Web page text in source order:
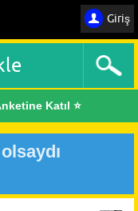
Giriş
Katıl ⭐